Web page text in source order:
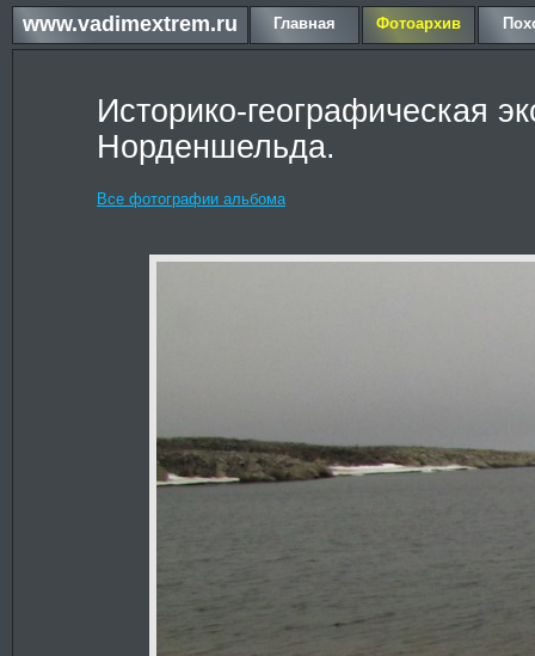
www.vadimextrem.ru Главная Фотоархив
Историко-географическая
Норденшельда.
Все фотографии альбома